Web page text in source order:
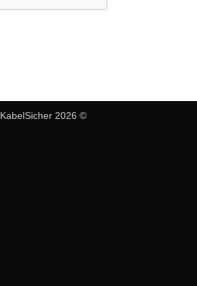
KabelSicher 2026 ©